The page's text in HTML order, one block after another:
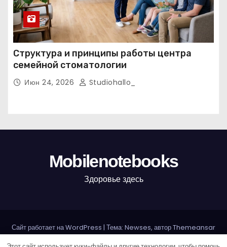
Структура и принципы работы центра
семейной стоматологии
Июн 24, 2026 Studiohallo_
Mobilenotebooks
Здоровье здесь
Сайт работает на WordPress | Тема: Newses, авторThemeansar